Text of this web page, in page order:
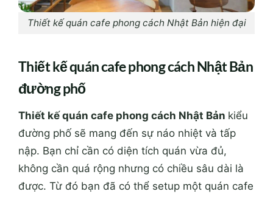
Thiết kế quán cafe phong cách Nhật Bản hiện đại
Thiết kế quán cafe phong cách Nhật Bản
đường phố
Thiết kế quán cafe phong cách Nhật Bản kiểu
đường phố sẽ mang đến sự náo nhiệt và tấp
nập. Bạn chỉ cần có diện tích quán vừa đủ,
không cần quá rộng nhưng có chiều sâu dài là
được. Từ đó bạn đã có thể setup một quán cafe